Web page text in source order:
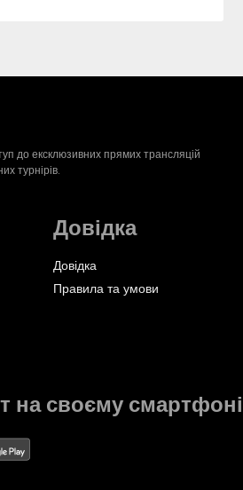
до ексклюзивних прямих трансляцій
турнірів.
Довідка
Довідка
Правила та умови
на своєму смартфоні